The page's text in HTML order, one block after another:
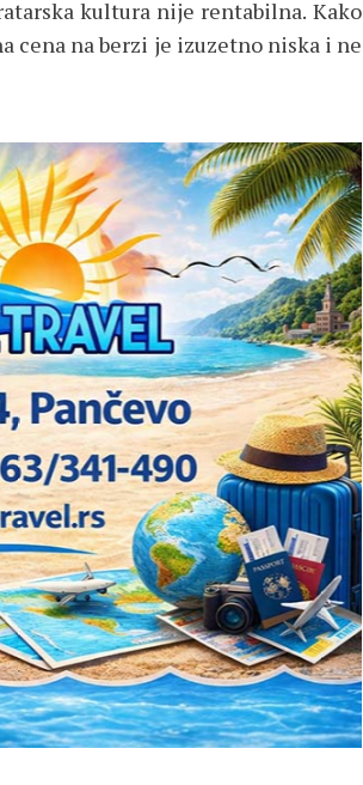
kultura nije rentabilna. Kako
cena na berzi je izuzetno niska i ne